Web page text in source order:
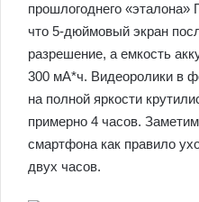
прошлогоднего
что 5-дюймовый экран
разрешение, а емкость
300 мА*ч. Видеоролики в
на полной яркости
примерно 4 часов.
смартфона как правило
двух часов.